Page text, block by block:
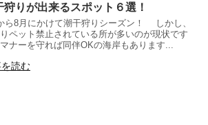
狩りが出来るスポット６選！
ら8月にかけて潮干狩りシーズン！ しかし、
ペット禁止されている所が多いのが現状です
ナーを守れば同伴OKの海岸もあります...
読む